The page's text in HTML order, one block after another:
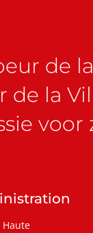
de
de la
voor
Haute